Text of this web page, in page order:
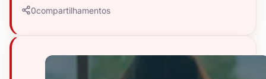
0compartilhamentos